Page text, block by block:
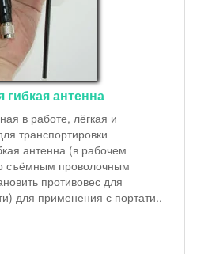
гибкая антенна
в работе, лёгкая и
транспортировки
антенна (в рабочем
съёмным проволочным
противовес для
для применения с портати..